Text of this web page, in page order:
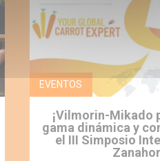
EVENTOS
¡Vilmorin-Mikado
gama dinámica y
el III Simposio